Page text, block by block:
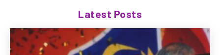
Latest Posts